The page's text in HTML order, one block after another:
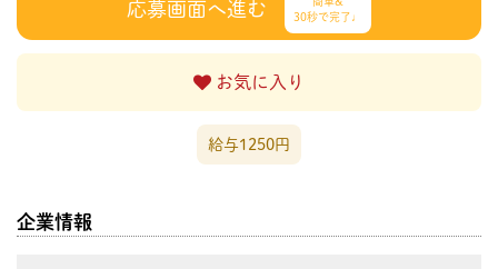
応募画面へ進む
30秒で完了♩
お気に入り
給与1250円
企業情報